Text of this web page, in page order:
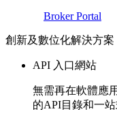
Broker Portal
創新及數位化解決方案
API 入口網站
無需再在軟體應
的API目錄和一